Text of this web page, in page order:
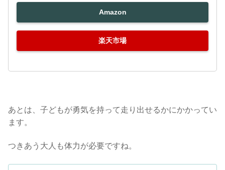
Amazon
楽天市場
あとは、子どもが勇気を持って走り出せるかにかかってい
ます。
つきあう大人も体力が必要ですね。